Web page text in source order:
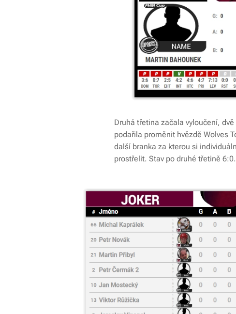
Druhá třetina začala vyloučení,
podařila proměnit hvězdě Wolves
další branka za kterou si
prostřelit. Stav po druhé třetině 6:0.